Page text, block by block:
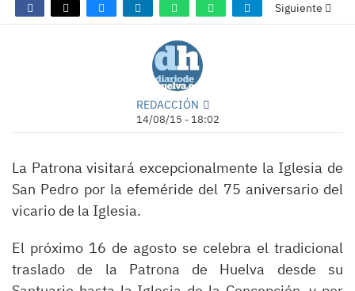
Siguiente
REDACCIÓN
14/08/15 - 18:02
La Patrona visitará excepcionalmente la Iglesia de
San Pedro por la efeméride del 75 aniversario del
vicario de la Iglesia.
El próximo 16 de agosto se celebra el tradicional
traslado de la Patrona de Huelva desde su